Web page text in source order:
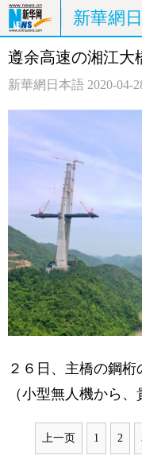
新華網
ホームページ
観光
中日対訳
遵余高速の湘江
新華網日本語 2020-04-
２６日、主橋の鋼桁
（小型無人機から
上一页 1 2